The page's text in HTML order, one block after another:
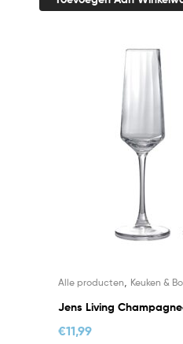
Alle producten Keuken &
Jens Living
€11,99